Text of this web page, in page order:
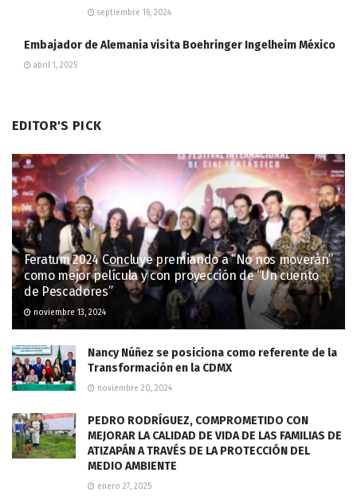
septiembre 16, 2024
Embajador de Alemania visita Boehringer Ingelheim México
abril 1, 2025
EDITOR'S PICK
Feratum 2024 Concluye premiando a “No nos moverán”
como mejor película y con proyección de “Un cuento
de Pescadores”
noviembre 13, 2024
Nancy Núñez se posiciona como referente de la
Transformación en la CDMX
noviembre 20, 2024
PEDRO RODRÍGUEZ, COMPROMETIDO CON
MEJORAR LA CALIDAD DE VIDA DE LAS FAMILIAS DE
ATIZAPÁN A TRAVÉS DE LA PROTECCIÓN DEL
MEDIO AMBIENTE
enero 27, 2025